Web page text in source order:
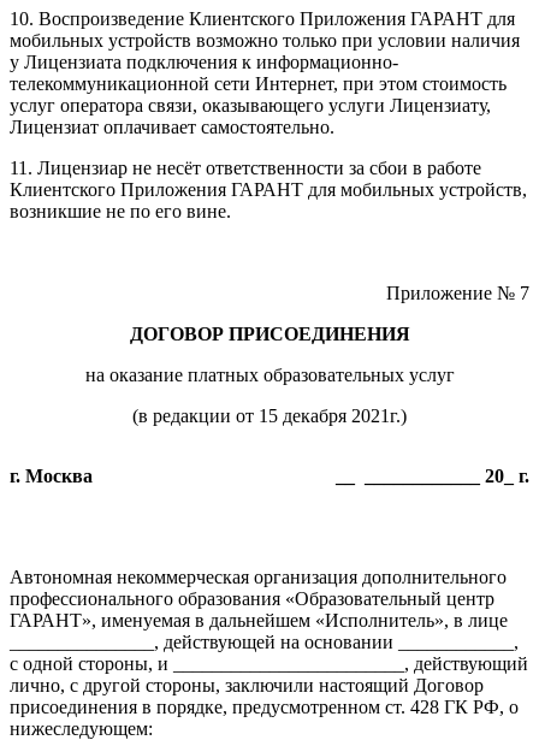
10. Воспроизведение Клиентского Приложения ГАРАНТ для
мобильных устройств возможно только при условии наличия
у Лицензиата подключения к информационно-
телекоммуникационной сети Интернет, при этом стоимость
услуг оператора связи, оказывающего услуги Лицензиату,
Лицензиат оплачивает самостоятельно.
11. Лицензиар не несёт ответственности за сбои в работе
Клиентского Приложения ГАРАНТ для мобильных устройств,
возникшие не по его вине.
Приложение № 7
ДОГОВОР ПРИСОЕДИНЕНИЯ
на оказание платных образовательных услуг
(в редакции от 15 декабря 2021г.)
г. Москва __ ____________ 20_ г.
Автономная некоммерческая организация дополнительного
профессионального образования «Образовательный центр
ГАРАНТ», именуемая в дальнейшем «Исполнитель», в лице
_______________, действующей на основании ____________,
с одной стороны, и ________________________, действующий
лично, с другой стороны, заключили настоящий Договор
присоединения в порядке, предусмотренном ст. 428 ГК РФ, о
нижеследующем: